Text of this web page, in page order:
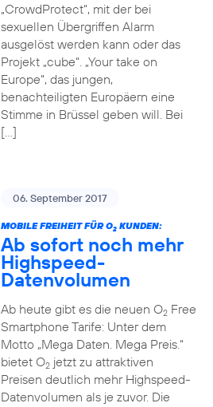
„CrowdProtect“, mit der bei
sexuellen Übergriffen Alarm
ausgelöst werden kann oder das
Projekt „cube“. „Your take on
Europe“, das jungen,
benachteiligten Europäern eine
Stimme in Brüssel geben will. Bei
[…]
06. September 2017
MOBILE FREIHEIT FÜR O2KUNDEN:
Ab sofort noch mehr
Highspeed-
Datenvolumen
Ab heute gibt es die neuen O2Free
Smartphone Tarife: Unter dem
Motto „Mega Daten. Mega Preis.“
bietet O2jetzt zu attraktiven
Preisen deutlich mehr Highspeed-
Datenvolumen als je zuvor. Die